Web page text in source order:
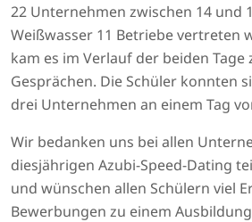
22 Unternehmen zwischen 14 und
Weißwasser 11 Betriebe vertreten
kam es im Verlauf der beiden Tage
Gesprächen. Die Schüler konnten
drei Unternehmen an einem Tag
Wir bedanken uns bei allen
diesjährigen Azubi-Speed-Dating
und wünschen allen Schülern viel
Bewerbungen zu einem